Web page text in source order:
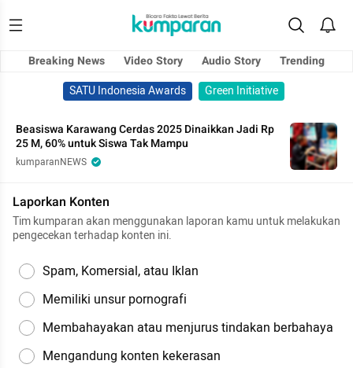
Breaking News Video Story Audio Story
Trending
SATU Indonesia Awards
Green Initiative
Beasiswa Karawang Cerdas 2025 Dinaikkan Jadi Rp
25 M, 60% untuk Siswa Tak Mampu
kumparanNEWS
Laporkan Konten
Tim kumparan akan menggunakan laporan kamu untuk melakukan
pengecekan terhadap konten ini.
Spam, Komersial, atau Iklan
Memiliki unsur pornografi
Membahayakan atau menjurus tindakan berbahaya
Mengandung konten kekerasan